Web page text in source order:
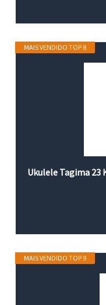
MAIS VENDIDO TOP 8
Ukulele Tagima 23
MAIS VENDIDO TOP 9